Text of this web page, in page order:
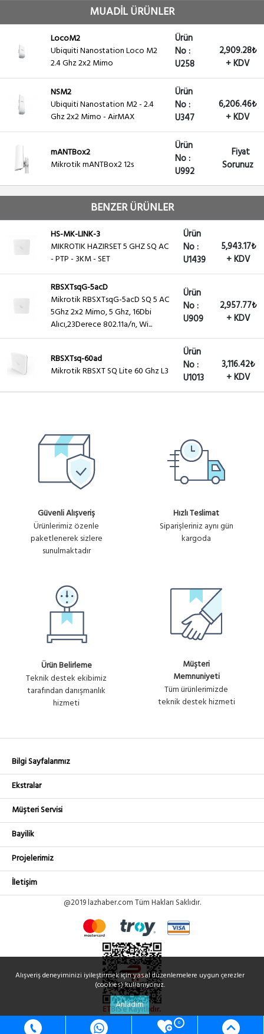
0
MUADİL ÜRÜNLER
LocoM2
Ubiquiti Nanostation Loco M2
2.4 Ghz 2x2 Mimo
Ürün
No :
U258
2,909.28₺
+ KDV
NSM2
Ubiquiti Nanostation M2 - 2.4
Ghz 2x2 Mimo - AirMAX
Ürün
No :
U347
6,206.46₺
+ KDV
mANTBox2
Mikrotik mANTBox2 12s
Ürün
No :
U992
Fiyat
Sorunuz
BENZER ÜRÜNLER
HS-MK-LINK-3
MIKROTIK HAZIRSET 5 GHZ SQ AC
- PTP - 3KM - SET
Ürün
No :
U1439
5,943.17₺
+ KDV
RBSXTsqG-5acD
Mikrotik RBSXTsqG-5acD SQ 5 AC
5Ghz 2x2 Mimo, 5 Ghz, 16Dbi
Alıcı,23Derece 802.11a/n, Wi...
Ürün
No :
U909
2,957.77₺
+ KDV
RBSXTsq-60ad
Mikrotik RBSXT SQ Lite 60 Ghz L3
Ürün
No :
U1013
3,116.42₺
+ KDV
Güvenli Alışveriş
Ürünlerimiz özenle
paketlenerek sizlere
sunulmaktadır
Hızlı Teslimat
Siparişleriniz aynı gün
kargoda
Ürün Belirleme
Teknik destek ekibimiz
tarafından danışmanlık
hizmeti
Müşteri
Memnuniyeti
Tüm ürünlerimizde
teknik destek hizmeti
Bilgi Sayfalarımız
Ekstralar
Müşteri Servisi
Bayilik
Projelerimiz
İletişim
@2019 lazhaber.com Tüm Hakları Saklıdır.
Alışveriş deneyiminizi iyileştirmek için yasal düzenlemelere uygun çerezler
(cookies) kullanıyoruz.
Anladım